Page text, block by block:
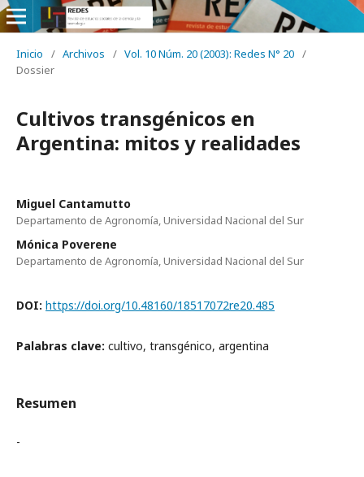
Inicio / Archivos / Vol. 10 Núm. 20 (2003): Redes N° 20 /
Dossier
Cultivos transgénicos en
Argentina: mitos y realidades
Miguel Cantamutto
Departamento de Agronomía, Universidad Nacional del Sur
Mónica Poverene
Departamento de Agronomía, Universidad Nacional del Sur
DOI: https://doi.org/10.48160/18517072re20.485
Palabras clave: cultivo, transgénico, argentina
Resumen
-